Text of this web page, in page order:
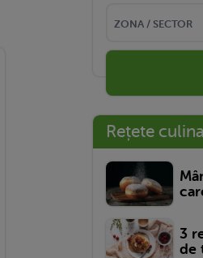
Rețete
3
de